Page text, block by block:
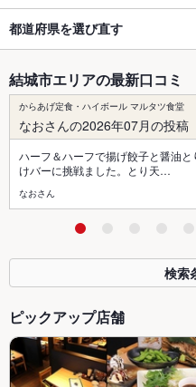
都道府県を選び直す
結城市エリアの最新口コミ
からあげ定食・ハイボール マルタツ食堂
なおさんの2026年07月の投稿
ハーフ＆ハーフで揚げ餃子と醤油
けバーに挑戦ました。とり天…
なおさん
検索
ピックアップ店舗